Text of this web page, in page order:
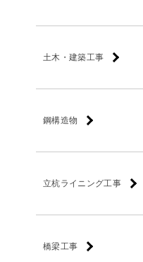
土木・建築工事
鋼構造物
立杭ライニング工事
橋梁工事